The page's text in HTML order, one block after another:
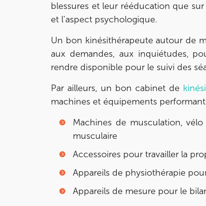
blessures et leur rééducation que
et l’aspect psychologique.
Un bon kinésithérapeute autour de
aux demandes, aux inquiétudes,
rendre disponible pour le suivi des
Par ailleurs, un bon cabinet de
machines et équipements
Machines de musculation,
musculaire
Accessoires pour travailler la
Appareils de physiothérapie
Appareils de mesure pour le
199 Bd Saint-Germain 75007 Paris
01 43 25 10 20
Prenez RDV sur
1 Rue Mertens 92600 Bois-Colombes
Prenez RDV sur